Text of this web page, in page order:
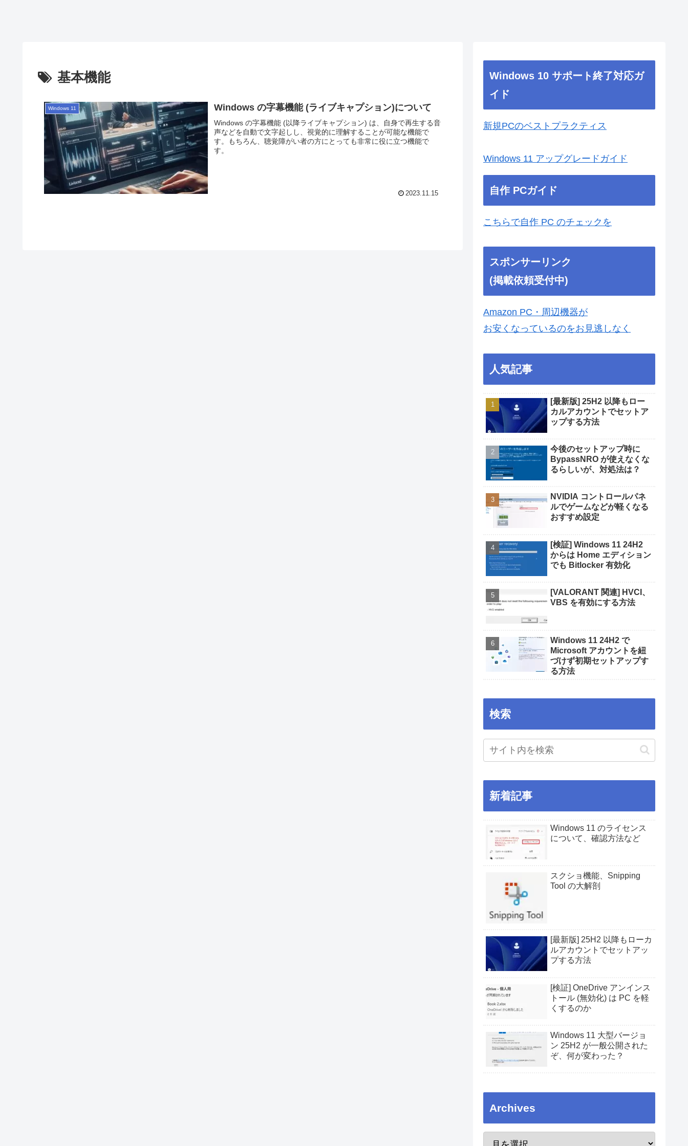
基本機能
Windows 11 Windows の字幕機能 (ライブキャプション)について
Windows の字幕機能 (以降ライブキャプション) は、自身で再生する音
声などを自動で文字起しし、視覚的に理解することが可能な機能で
す。もちろん、聴覚障がい者の方にとっても非常に役に立つ機能で
す。
2023.11.15
Windows 10 サポート終了対応ガ
イド
新規PCのベストプラクティス
Windows 11 アップグレードガイド
自作 PCガイド
こちらで自作 PC のチェックを
スポンサーリンク
(掲載依頼受付中)
Amazon PC・周辺機器が
お安くなっているのをお見逃しなく
人気記事
[最新版] 25H2 以降もロー
カルアカウントでセットア
ップする方法
今後のセットアップ時に
BypassNRO が使えなくな
るらしいが、対処法は？
NVIDIA コントロールパネ
ルでゲームなどが軽くなる
おすすめ設定
[検証] Windows 11 24H2
からは Home エディション
でも Bitlocker 有効化
[VALORANT 関連] HVCI、
VBS を有効にする方法
Windows 11 24H2 で
Microsoft アカウントを紐
づけず初期セットアップす
る方法
検索
新着記事
Windows 11 のライセンス
について、確認方法など
スクショ機能、Snipping
Tool の大解剖
[最新版] 25H2 以降もローカ
ルアカウントでセットアッ
プする方法
[検証] OneDrive アンインス
トール (無効化) は PC を軽
くするのか
Windows 11 大型バージョ
ン 25H2 が一般公開された
ぞ、何が変わった？
Archives